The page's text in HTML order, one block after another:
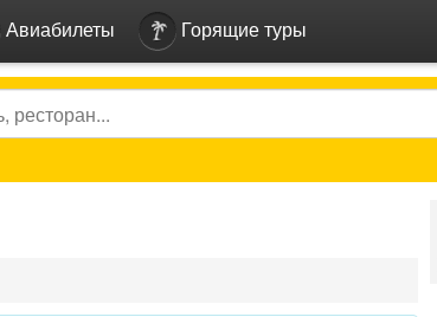
Авиабилеты Горящие туры